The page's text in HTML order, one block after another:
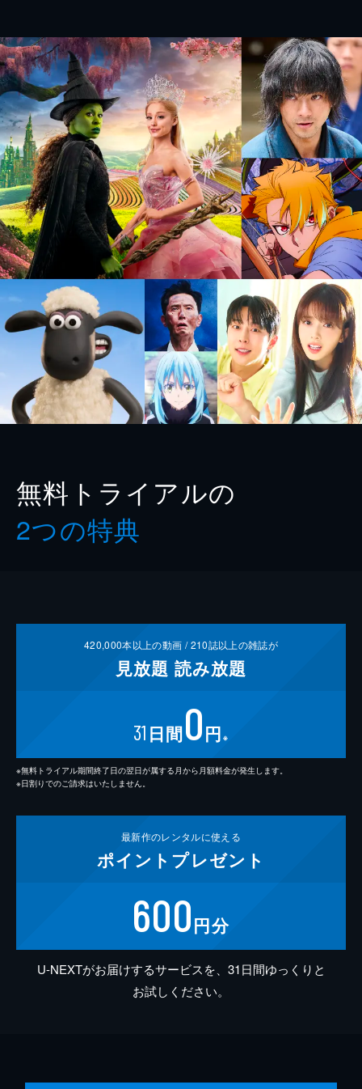
無料トライアルの
2つの特典
420,000本以上の動画 /210誌以上の雑誌が
見放題 読み放題
31 日間0円 ※
※無料トライアル期間終了日の翌日が属する月から月額料金が発生します。
※日割りでのご請求はいたしません。
最新作のレンタルに使える
ポイント プレゼント
600円分
U-NEXTがお届けするサービスを、31日間ゆっくりと
お試しください。